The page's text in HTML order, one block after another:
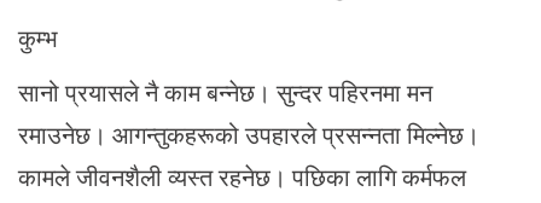
कुम्भ
सानो प्रयासले नै काम बन्नेछ। सुन्दर पहिरनमा मन
रमाउनेछ। आगन्तुकहरूको उपहारले प्रसन्नता मिल्नेछ।
कामले जीवनशैली व्यस्त रहनेछ। पछिका लागि कर्मफल